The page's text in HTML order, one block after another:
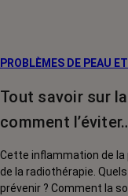
PROBLÈMES DE PEAU
Tout savoir sur
comment
Cette inflammation de
de la radiothérapie.
prévenir ? Comment la